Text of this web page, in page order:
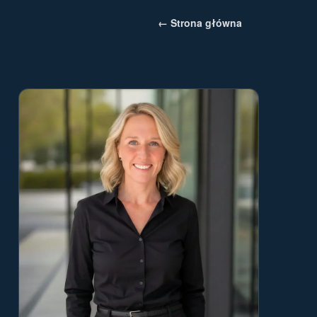
← Strona główna